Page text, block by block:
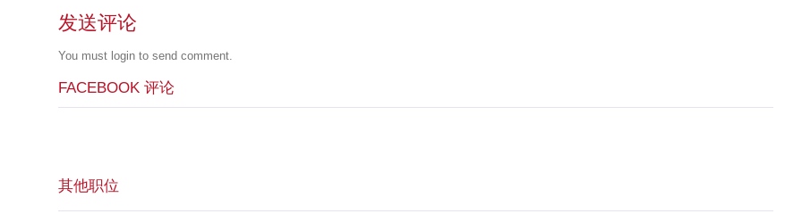
发送评论
You must login to send comment.
FACEBOOK 评论
其他职位